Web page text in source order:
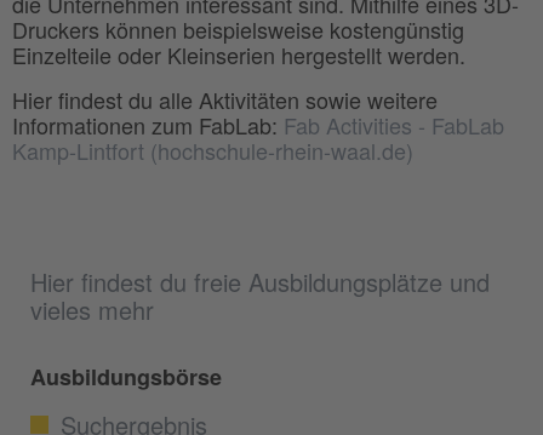
Hier findest du freie Ausbildungsplätze und
vieles mehr
Ausbildungsbörse
Suchergebnis
Druckers können beispielsweise kostengünstig
Einzelteile oder Kleinserien hergestellt werden.
Hier findest du alle Aktivitäten sowie weitere
Informationen zum FabLab: Fab Activities - FabLab
Kamp-Lintfort (hochschule-rhein-waal.de)